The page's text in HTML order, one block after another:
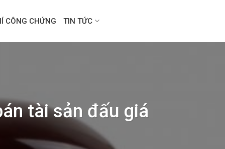
CÔNG CHỨNG TIN TỨC
tài sản đấu giá